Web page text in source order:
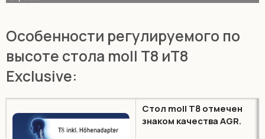
Особенности регулируемого по
высоте стола moll T8 иT8
Exclusive:
Cтол moll T8 отмечен
знаком качества AGR.